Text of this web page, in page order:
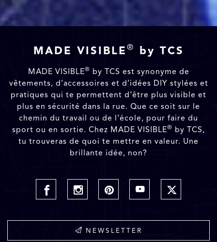
MADE VISIBLE ® by TCS
MADE VISIBLE® by TCS est synonyme de
vêtements, d’accessoires et d’idées DIY stylées et
pratiques qui te permettent d’être plus visible et
plus en sécurité dans la rue. Que ce soit sur le
chemin du travail ou de l’école, pour faire du
sport ou en sortie. Chez MADE VISIBLE® by TCS,
tu trouveras de quoi te mettre en valeur. Une
brillante idée, non?
NEWSLETTER